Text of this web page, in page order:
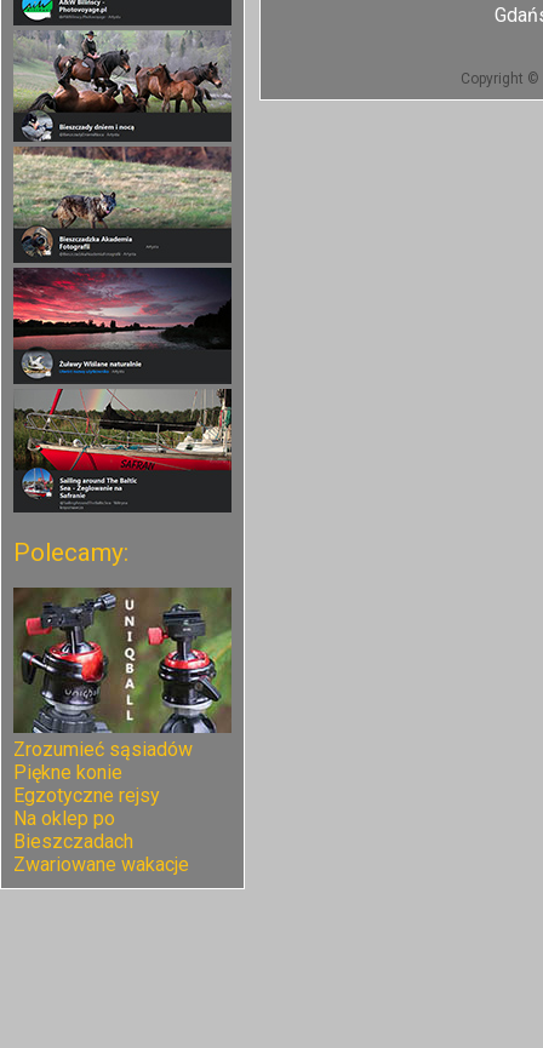
Polecamy:
Zrozumieć sąsiadów
Piękne konie
Egzotyczne rejsy
Na oklep po
Bieszczadach
Zwariowane wakacje
Copyright ©